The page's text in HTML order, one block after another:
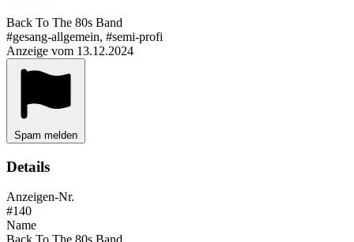
Back To The 80s Band
#gesang-allgemein, #semi-profi
Anzeige vom 13.12.2024
Spam melden
Details
Anzeigen-Nr.
#140
Name